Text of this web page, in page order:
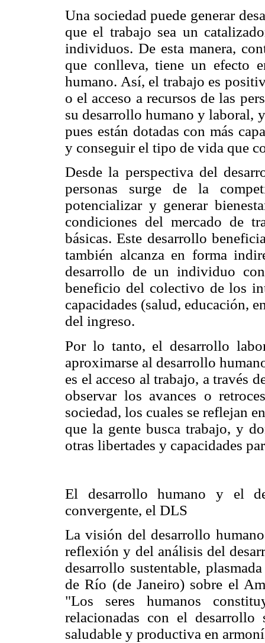
Una sociedad puede generar
que el trabajo sea un
individuos. De esta manera,
que conlleva, tiene un efecto
humano. Así, el trabajo es
o el acceso a recursos de las
su desarrollo humano y laboral,
pues están dotadas con más
y conseguir el tipo de vida que
Desde la perspectiva del
personas surge de la
potencializar y generar
condiciones del mercado de
básicas. Este desarrollo
también alcanza en forma
desarrollo de un individuo
beneficio del colectivo de los
capacidades (salud, educación,
del ingreso.
Por lo tanto, el desarrollo
aproximarse al desarrollo
es el acceso al trabajo, a través
observar los avances o
sociedad, los cuales se reflejan
que la gente busca trabajo, y
otras libertades y capacidades
El desarrollo humano y el
convergente, el DLS
La visión del desarrollo
reflexión y del análisis del
desarrollo sustentable,
de Río (de Janeiro) sobre el
"Los seres humanos
relacionadas con el desarrollo
saludable y productiva en